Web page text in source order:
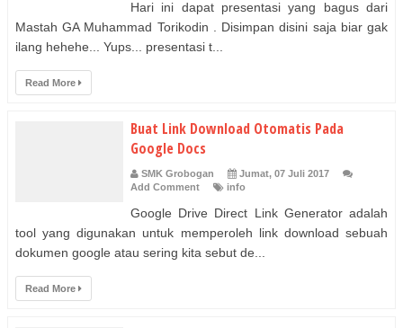
Hari ini dapat presentasi yang bagus dari
Mastah GA Muhammad Torikodin . Disimpan disini saja biar gak
ilang hehehe... Yups... presentasi t...
Read More
Buat Link Download Otomatis Pada
Google Docs
SMK Grobogan
Jumat, 07 Juli 2017
Add Comment
info
Google Drive Direct Link Generator adalah
tool yang digunakan untuk memperoleh link download sebuah
dokumen google atau sering kita sebut de...
Read More